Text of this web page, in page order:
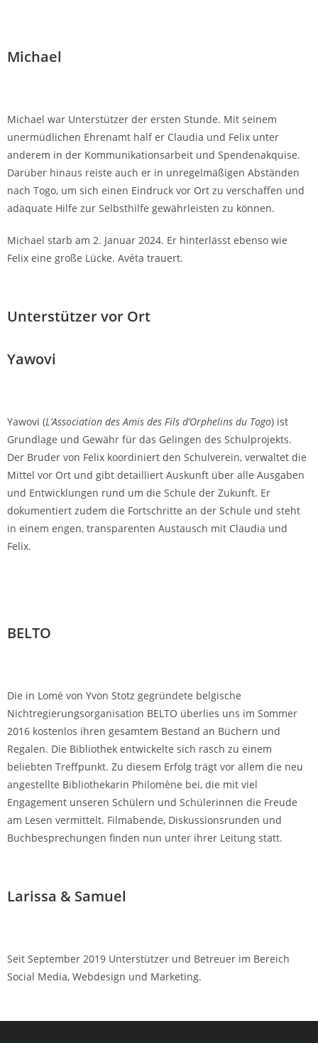
Michael
Michael war Unterstützer der ersten Stunde. Mit seinem
unermüdlichen Ehrenamt half er Claudia und Felix unter
anderem in der Kommunikationsarbeit und Spendenakquise.
Darüber hinaus reiste auch er in unregelmäßigen Abständen
nach Togo, um sich einen Eindruck vor Ort zu verschaffen und
adäquate Hilfe zur Selbsthilfe gewährleisten zu können.
Michael starb am 2. Januar 2024. Er hinterlässt ebenso wie
Felix eine große Lücke. Avéta trauert.
Unterstützer vor Ort
Yawovi
Yawovi (L’Association des Amis des Fils d’Orphelins du Togo) ist
Grundlage und Gewähr für das Gelingen des Schulprojekts.
Der Bruder von Felix koordiniert den Schulverein, verwaltet die
Mittel vor Ort und gibt detailliert Auskunft über alle Ausgaben
und Entwicklungen rund um die Schule der Zukunft. Er
dokumentiert zudem die Fortschritte an der Schule und steht
in einem engen, transparenten Austausch mit Claudia und
Felix.
BELTO
Die in Lomé von Yvon Stotz gegründete belgische
Nichtregierungsorganisation BELTO überlies uns im Sommer
2016 kostenlos ihren gesamtem Bestand an Büchern und
Regalen. Die Bibliothek entwickelte sich rasch zu einem
beliebten Treffpunkt. Zu diesem Erfolg trägt vor allem die neu
angestellte Bibliothekarin Philomène bei, die mit viel
Engagement unseren Schülern und Schülerinnen die Freude
am Lesen vermittelt. Filmabende, Diskussionsrunden und
Buchbesprechungen finden nun unter ihrer Leitung statt.
Larissa & Samuel
Seit September 2019 Unterstützer und Betreuer im Bereich
Social Media, Webdesign und Marketing.